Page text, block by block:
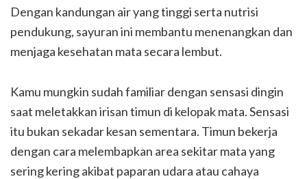
Dengan kandungan air yang tinggi serta nutrisi
pendukung, sayuran ini membantu menenangkan dan
menjaga kesehatan mata secara lembut.
Kamu mungkin sudah familiar dengan sensasi dingin
saat meletakkan irisan timun di kelopak mata. Sensasi
itu bukan sekadar kesan sementara. Timun bekerja
dengan cara melembapkan area sekitar mata yang
sering kering akibat paparan udara atau cahaya